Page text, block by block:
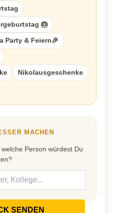
🎂
Party & Feiern🎉
Nikolausgeschenke
MACHEN
Person würdest Du
SENDEN